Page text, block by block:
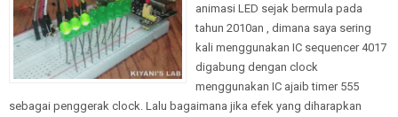
animasi LED sejak bermula pada
tahun 2010an , dimana saya sering
kali menggunakan IC sequencer 4017
digabung dengan clock
menggunakan IC ajaib timer 555
sebagai penggerak clock. Lalu bagaimana jika efek yang diharapkan